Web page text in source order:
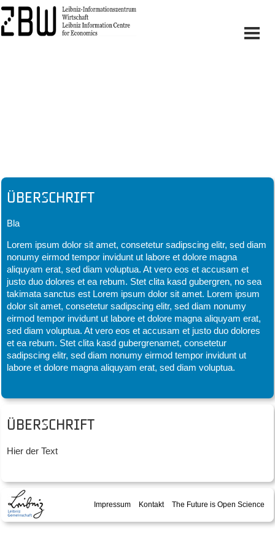
Überschrift
Bla
Lorem ipsum dolor sit amet, consetetur sadipscing elitr, sed diam
nonumy eirmod tempor invidunt ut labore et dolore magna
aliquyam erat, sed diam voluptua. At vero eos et accusam et
justo duo dolores et ea rebum. Stet clita kasd gubergren, no sea
takimata sanctus est Lorem ipsum dolor sit amet. Lorem ipsum
dolor sit amet, consetetur sadipscing elitr, sed diam nonumy
eirmod tempor invidunt ut labore et dolore magna aliquyam erat,
sed diam voluptua. At vero eos et accusam et justo duo dolores
et ea rebum. Stet clita kasd gubergrenamet, consetetur
sadipscing elitr, sed diam nonumy eirmod tempor invidunt ut
labore et dolore magna aliquyam erat, sed diam voluptua.
Überschrift
Hier der Text
Impressum Kontakt The Future is Open Science